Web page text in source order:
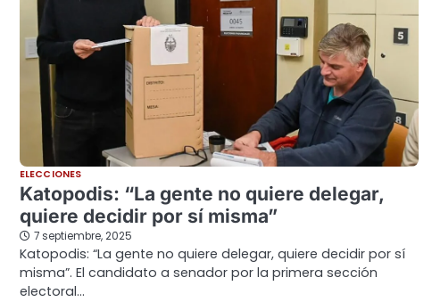
ELECCIONES
Katopodis: “La gente no quiere delegar,
quiere decidir por sí misma”
7 septiembre, 2025
Katopodis: “La gente no quiere delegar, quiere decidir por sí
misma”. El candidato a senador por la primera sección
electoral…